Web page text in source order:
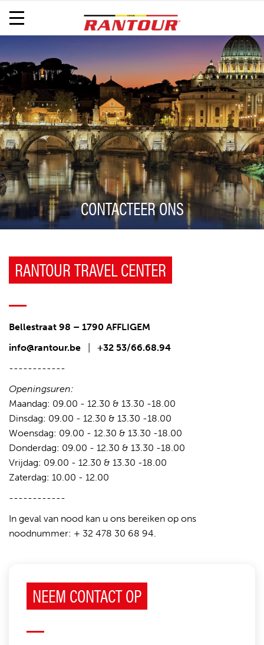
CONTACTEER ONS
RANTOUR TRAVEL CENTER
Bellestraat 98 – 1790 AFFLIGEM
info@rantour.be
+32 53/66.68.94
------------
Openingsuren:
Maandag: 09.00 - 12.30 & 13.30 -18.00
Dinsdag: 09.00 - 12.30 & 13.30 -18.00
Woensdag: 09.00 - 12.30 & 13.30 -18.00
Donderdag: 09.00 - 12.30 & 13.30 -18.00
Vrijdag: 09.00 - 12.30 & 13.30 -18.00
Zaterdag: 10.00 - 12.00
------------
In geval van nood kan u ons bereiken op ons
noodnummer: + 32 478 30 68 94.
NEEM CONTACT OP